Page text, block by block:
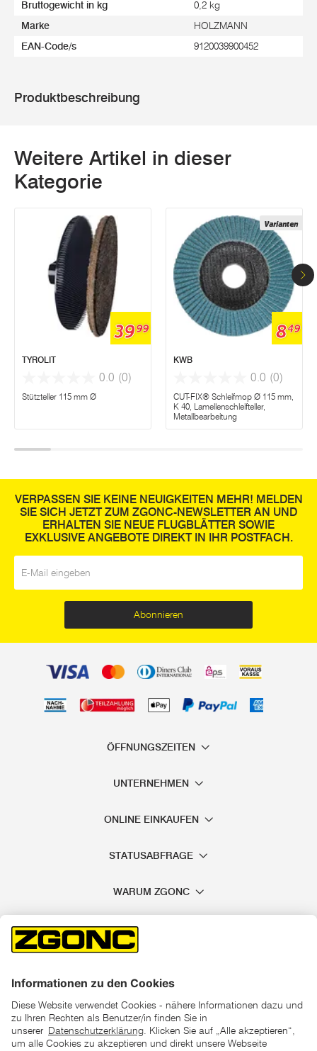
Bruttogewicht in kg 0,2 kg
Marke HOLZMANN
EAN-Code/s 9120039900452
Produktbeschreibung
Weitere Artikel in dieser
Kategorie
3999
TYROLIT
0.0 (0)
Stützteller 115 mm Ø
Varianten
849
KWB
0.0 (0)
CUT-FIX® Schleifmop Ø 115 mm,
K 40, Lamellenschleifteller,
Metallbearbeitung
VERPASSEN SIE KEINE NEUIGKEITEN MEHR! MELDEN
SIE SICH JETZT ZUM ZGONC-NEWSLETTER AN UND
ERHALTEN SIE NEUE FLUGBLÄTTER SOWIE
EXKLUSIVE ANGEBOTE DIREKT IN IHR POSTFACH.
Abonnieren
ÖFFNUNGSZEITEN
UNTERNEHMEN
ONLINE EINKAUFEN
STATUSABFRAGE
WARUM ZGONC